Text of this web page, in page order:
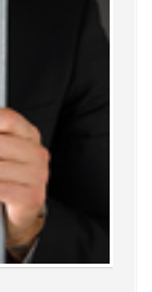
Старых.